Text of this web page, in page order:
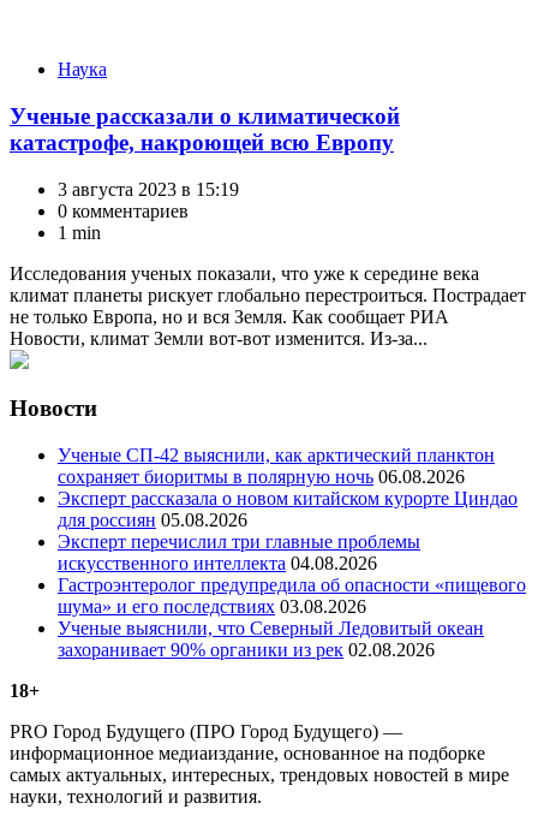
Категории
Наука
Ученые рассказали о климатической
катастрофе, накроющей всю Европу
3 августа 2023 в 15:19
0 комментариев
1 min
Исследования ученых показали, что уже к середине века
климат планеты рискует глобально перестроиться. Пострадает
не только Европа, но и вся Земля. Как сообщает РИА
Новости, климат Земли вот-вот изменится. Из-за...
Новости
Ученые СП-42 выяснили, как арктический планктон
сохраняет биоритмы в полярную ночь 06.08.2026
Эксперт рассказала о новом китайском курорте Циндао
для россиян 05.08.2026
Эксперт перечислил три главные проблемы
искусственного интеллекта 04.08.2026
Гастроэнтеролог предупредила об опасности «пищевого
шума» и его последствиях 03.08.2026
Ученые выяснили, что Северный Ледовитый океан
захоранивает 90% органики из рек 02.08.2026
18+
PRO Город Будущего (ПРО Город Будущего) —
информационное медиаиздание, основанное на подборке
самых актуальных, интересных, трендовых новостей в мире
науки, технологий и развития.